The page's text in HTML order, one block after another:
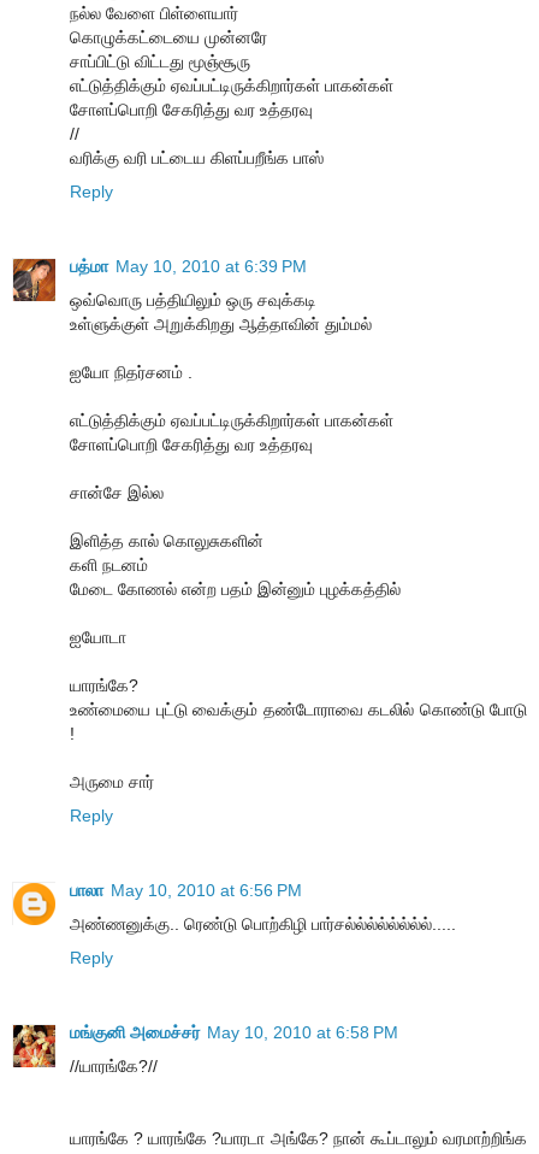
நல்ல வேளை பிள்ளையார்
கொழுக்கட்டையை முன்னரே
சாப்பிட்டு விட்டது மூஞ்சூரு
எட்டுத்திக்கும் ஏவப்பட்டிருக்கிறார்கள் பாகன்கள்
சோளப்பொறி சேகரித்து வர உத்தரவு
//
வரிக்கு வரி பட்டைய கிளப்பறீங்க பாஸ்
Reply
பத்மா May 10, 2010 at 6:39 PM
ஒவ்வொரு பத்தியிலும் ஒரு சவுக்கடி
உள்ளுக்குள் அறுக்கிறது ஆத்தாவின் தும்மல்
ஐயோ நிதர்சனம் .
எட்டுத்திக்கும் ஏவப்பட்டிருக்கிறார்கள் பாகன்கள்
சோளப்பொறி சேகரித்து வர உத்தரவு
சான்சே இல்ல
இளித்த கால் கொலுசுகளின்
களி நடனம்
மேடை கோணல் என்ற பதம் இன்னும் புழக்கத்தில்
ஐயோடா
யாரங்கே?
உண்மையை புட்டு வைக்கும் தண்டோராவை கடலில் கொண்டு போடு
!
அருமை சார்
Reply
பாலா May 10, 2010 at 6:56 PM
அண்ணனுக்கு.. ரெண்டு பொற்கிழி பார்சல்ல்ல்ல்ல்ல்ல்ல்.....
Reply
மங்குனி அமைச்சர் May 10, 2010 at 6:58 PM
//யாரங்கே?//
யாரங்கே ? யாரங்கே ?யாரடா அங்கே? நான் கூப்டாலும் வரமாற்றிங்க